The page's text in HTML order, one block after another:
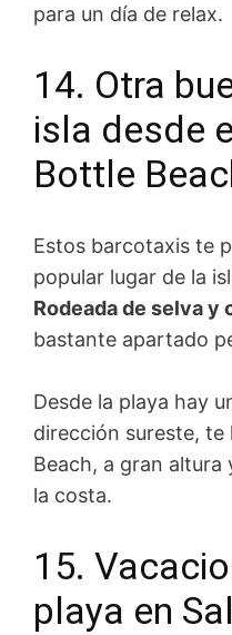
para un día de relax.
14. Otra
isla desde
Bottle
Estos barcotaxis te
popular lugar de la
Rodeada de selva y
bastante apartado
Desde la playa hay
dirección sureste,
Beach, a gran
la costa.
15.
playa en